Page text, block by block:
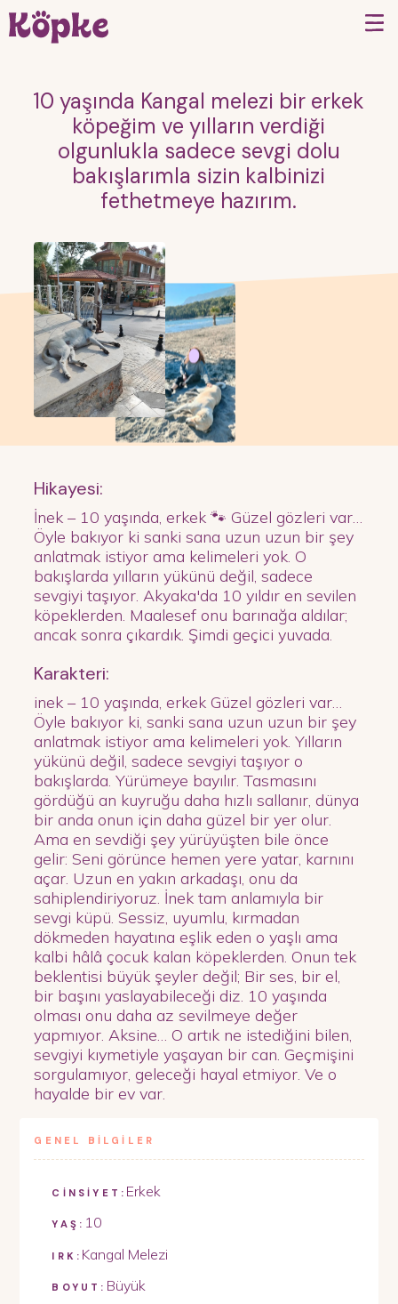
10 yaşında Kangal melezi bir erkek
köpeğim ve yılların verdiği
olgunlukla sadece sevgi dolu
bakışlarımla sizin kalbinizi
fethetmeye hazırım.
Hikayesi:
İnek – 10 yaşında, erkek 🐾 Güzel gözleri var…
Öyle bakıyor ki sanki sana uzun uzun bir şey
anlatmak istiyor ama kelimeleri yok. O
bakışlarda yılların yükünü değil, sadece
sevgiyi taşıyor. Akyaka'da 10 yıldır en sevilen
köpeklerden. Maalesef onu barınağa aldılar;
ancak sonra çıkardık. Şimdi geçici yuvada.
Karakteri:
inek – 10 yaşında, erkek Güzel gözleri var…
Öyle bakıyor ki, sanki sana uzun uzun bir şey
anlatmak istiyor ama kelimeleri yok. Yılların
yükünü değil, sadece sevgiyi taşıyor o
bakışlarda. Yürümeye bayılır. Tasmasını
gördüğü an kuyruğu daha hızlı sallanır, dünya
bir anda onun için daha güzel bir yer olur.
Ama en sevdiği şey yürüyüşten bile önce
gelir: Seni görünce hemen yere yatar, karnını
açar. Uzun en yakın arkadaşı, onu da
sahiplendiriyoruz. İnek tam anlamıyla bir
sevgi küpü. Sessiz, uyumlu, kırmadan
dökmeden hayatına eşlik eden o yaşlı ama
kalbi hâlâ çocuk kalan köpeklerden. Onun tek
beklentisi büyük şeyler değil; Bir ses, bir el,
bir başını yaslayabileceği diz. 10 yaşında
olması onu daha az sevilmeye değer
yapmıyor. Aksine… O artık ne istediğini bilen,
sevgiyi kıymetiyle yaşayan bir can. Geçmişini
sorgulamıyor, geleceği hayal etmiyor. Ve o
hayalde bir ev var.
GENEL BİLGİLER
CİNSİYET: Erkek
YAŞ: 10
IRK: Kangal Melezi
BOYUT: Büyük